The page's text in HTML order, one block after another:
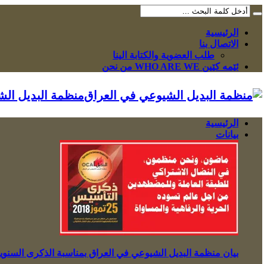
الرئيسية
الاتصال بنا
طلب العضوية والكتابة الينا
ئێمە کێین WHO ARE WE من نحن
منظمة البديل
الرئيسية
بيانات
بيان منظمة البديل الشيوعي في العراق بمناسبة الذكرى